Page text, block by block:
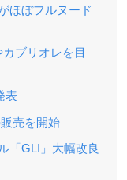
ほぼフルヌード
カブリオレを目
表
売を開始
「GLI」大幅改良